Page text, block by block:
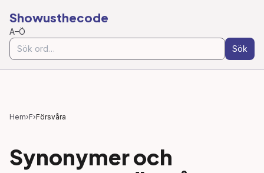
Showusthecode
A–Ö
Sök
Hem›F›Försvåra
Synonymer och